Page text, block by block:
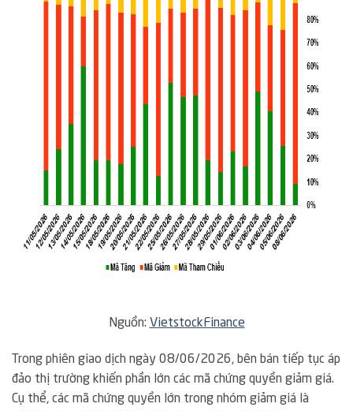
Nguồn: VietstockFinance
Trong phiên giao dịch ngày 08/06/2026, bên bán tiếp tục áp
đảo thị trường khiến phần lớn các mã chứng quyền giảm giá.
Cụ thể, các mã chứng quyền lớn trong nhóm giảm giá là